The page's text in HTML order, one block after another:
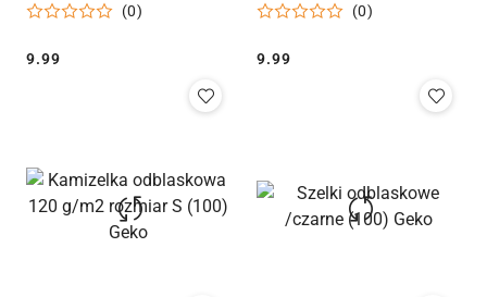
(0)
Cena:
9.99
(0)
Cena:
9.99